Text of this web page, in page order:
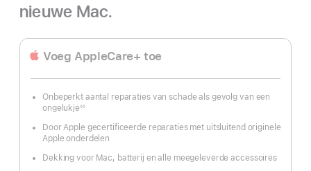
nieuwe Mac.
Voeg AppleCare+ toe
Onbeperkt aantal reparaties van schade als gevolg van een
ongelukje
Voetnoot
◊◊
Door Apple gecertificeerde reparaties met uitsluitend originele
Apple onderdelen
Dekking voor Mac, batterij en alle meegeleverde accessoires